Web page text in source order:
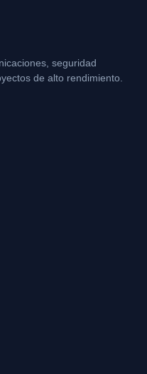
seguridad
de alto rendimiento.